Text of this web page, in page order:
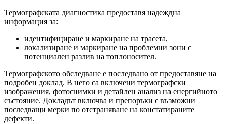
Термографската диагностика предоставя надеждна
информация за:
идентифициране и маркиране на трасета,
локализиране и маркиране на проблемни зони с
потенциален разлив на топлоносител.
Термографското обследване е последвано от предоставяне на
подробен доклад. В него са включени термографски
изображения, фотоснимки и детайлен анализ на енергийното
състояние. Докладът включва и препоръки с възможни
последващи мерки по отстраняване на констатираните
дефекти.